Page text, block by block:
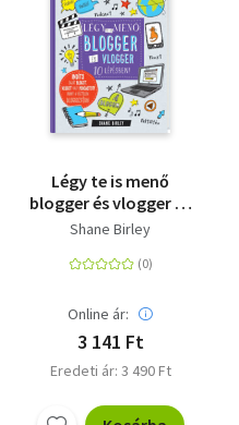
Légy te is menő
blogger és vlogger 10
lépésben!
Shane Birley
Online ár:
3 141 Ft
Eredeti ár: 3 490 Ft